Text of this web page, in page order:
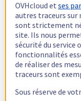
OVHcloud etses
autres traceurs
sont strictement
site. Ils nous
sécurité du service
fonctionnalités
de réaliser des
traceurs sont
Sous réserve de